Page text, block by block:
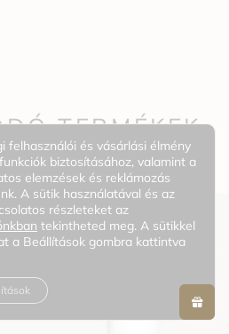
TERMÉKEK
felhasználói és vásárlási élmény
biztosításához, valamint a
elemzések és reklámozás
A sütik használatával és az
részleteket az
tekintheted meg. A sütikkel
a Beállítások gombra kattintva